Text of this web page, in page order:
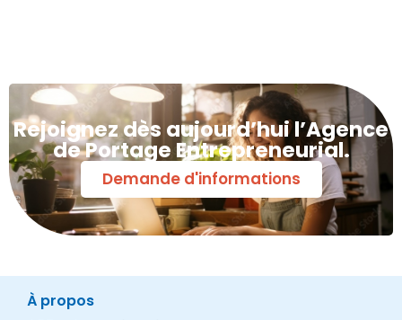
Rejoignez dès aujourd’hui l’Agence
de Portage Entrepreneurial.
Demande d'informations
À propos